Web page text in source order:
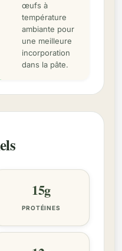
œufs à
température
ambiante pour
une meilleure
incorporation
dans la pâte.
15g
PROTÉINES